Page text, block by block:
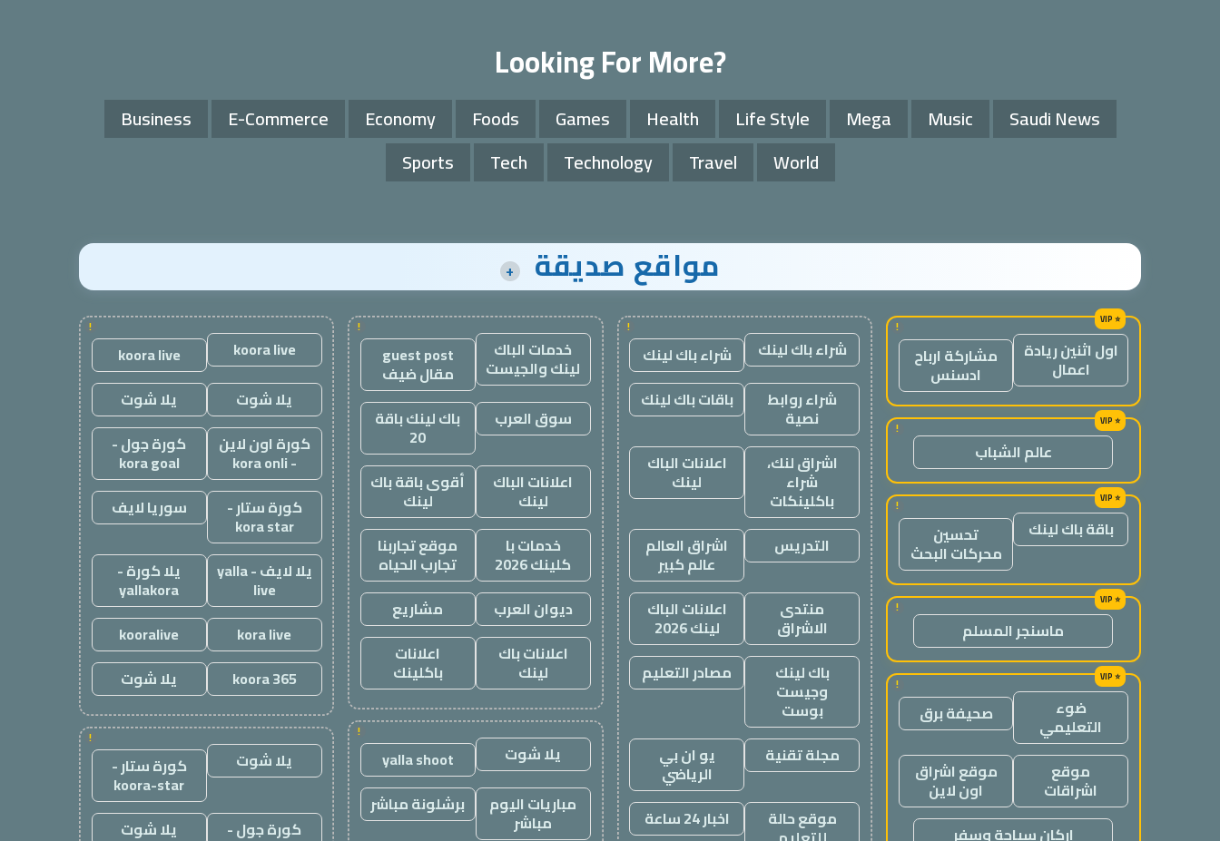
Looking For More?
Business E-Commerce Economy Foods Games Health Life Style Mega Music
Saudi News
Sports
Tech Technology Travel World
مواقع صديقة +
!
اول اثنين ريادة
اعمال مشاركة ارباح
ادسنس
!
عالم الشباب
!
باقة باك لينك تحسين
محركات البحث
!
ماسنجر المسلم
!
ضوء
التعليمي صحيفة برق
موقع
اشراقات
موقع اشراق
اون لاين
اركان سياحة وسفر
!
شراء باك لينك
شراء باك لينك
شراء روابط
نصية
باقات باك لينك
اشراق لنك،
شراء
باكلينكات
اعلانات الباك
لينك
التدريس اشراق العالم
عالم كبير
منتدى
الاشراق
اعلانات الباك
لينك 2026
باك لينك
وجيست
بوست
مصادر التعليم
مجلة تقنية يو ان بي
الرياضي
موقع حالة
اخبار 24 ساعة
!
خدمات الباك
لينك والجيست guest post
مقال ضيف
سوق العرب
باك لينك باقة
20
اعلانات الباك
لينك
أقوى باقة باك
لينك
خدمات با
كلينك 2026
موقع تجاربنا
تجارب الحياه
ديوان العرب
مشاريع
اعلانات باك
لينك
اعلانات
باكلينك
!
يلا شوت
yalla shoot
مباريات اليوم
مباشر
برشلونة مباشر
!
koora live
koora live
يلا شوت
يلا شوت
كورة اون لاين
- kora onli
كورة جول -
kora goal
كورة ستار -
kora star
سوريا لايف
يلا لايف - yalla
live
يلا كورة -
yallakora
kora live
kooralive
koora 365
يلا شوت
!
يلا شوت كورة ستار -
koora-star
كورة جول -
يلا شوت